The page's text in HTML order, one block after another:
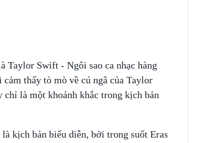
Taylor Swift - Ngôi sao ca nhạc hàng
thấy tò mò về cú ngã của Taylor
là một khoảnh khắc trong kịch bản
kịch bản biểu diễn, bởi trong suốt Eras